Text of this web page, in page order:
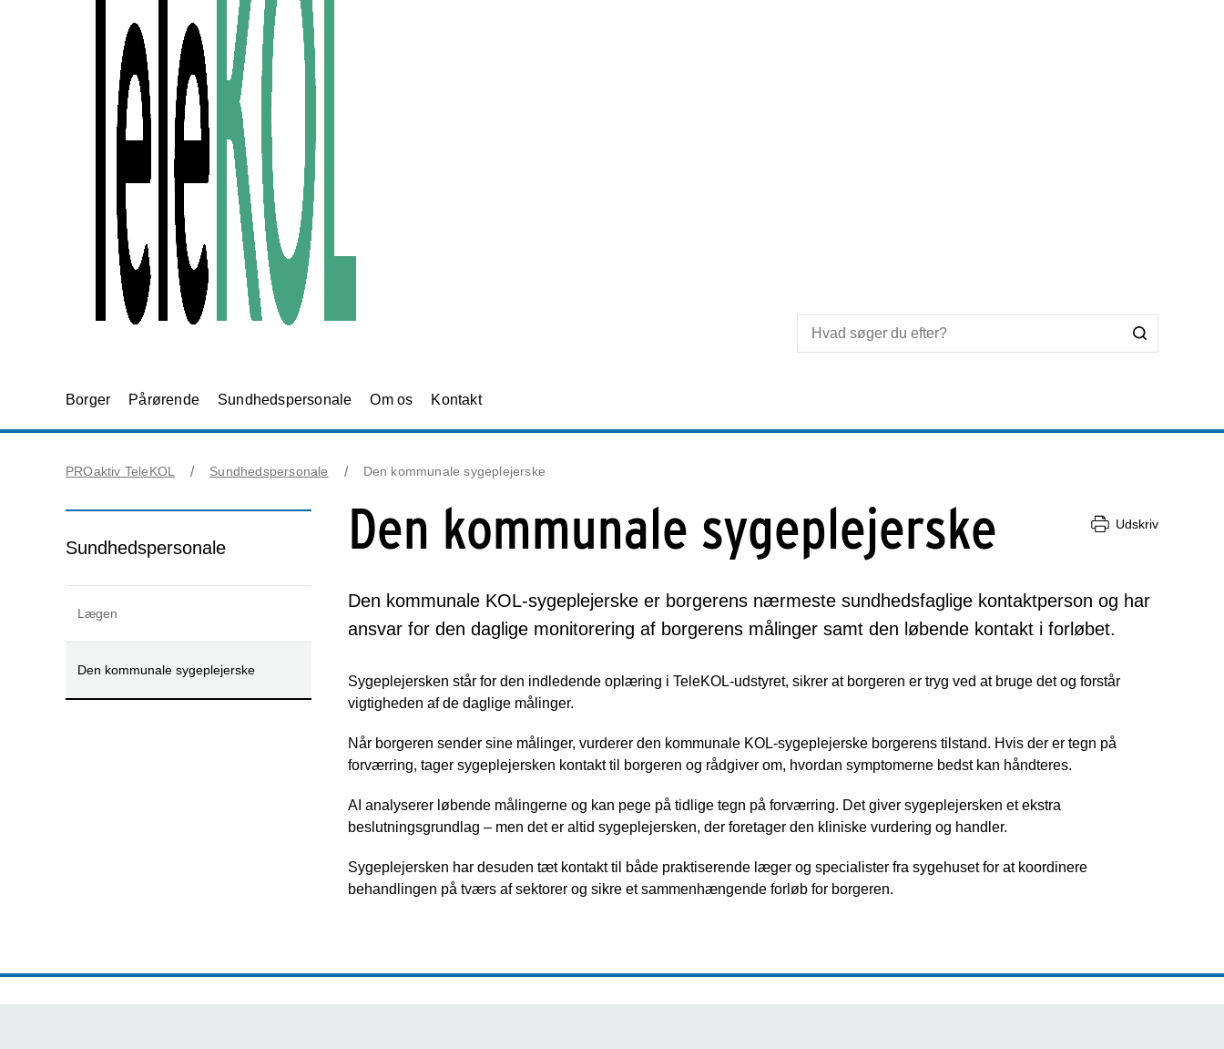
Borger Pårørende Sundhedspersonale Om os Kontakt
PROaktiv TeleKOL Sundhedspersonale Den kommunale sygeplejerske
Sundhedspersonale
Lægen
Den kommunale sygeplejerske
Den kommunale sygeplejerske Udskriv
Den kommunale KOL-sygeplejerske er borgerens nærmeste sundhedsfaglige kontaktperson og har
ansvar for den daglige monitorering af borgerens målinger samt den løbende kontakt i forløbet.
Sygeplejersken står for den indledende oplæring i TeleKOL-udstyret, sikrer at borgeren er tryg ved at bruge det og forstår
vigtigheden af de daglige målinger.
Når borgeren sender sine målinger, vurderer den kommunale KOL-sygeplejerske borgerens tilstand. Hvis der er tegn på
forværring, tager sygeplejersken kontakt til borgeren og rådgiver om, hvordan symptomerne bedst kan håndteres.
AI analyserer løbende målingerne og kan pege på tidlige tegn på forværring. Det giver sygeplejersken et ekstra
beslutningsgrundlag – men det er altid sygeplejersken, der foretager den kliniske vurdering og handler.
Sygeplejersken har desuden tæt kontakt til både praktiserende læger og specialister fra sygehuset for at koordinere
behandlingen på tværs af sektorer og sikre et sammenhængende forløb for borgeren.